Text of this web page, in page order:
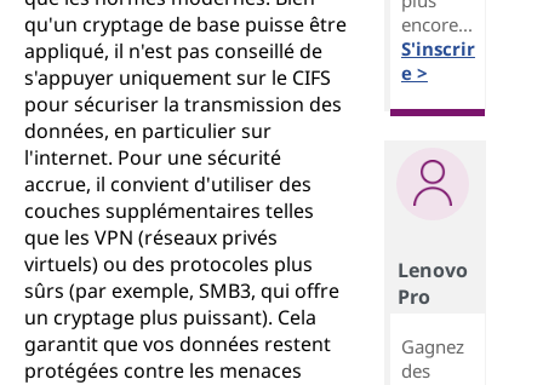
qu'un cryptage de base puisse être
appliqué, il n'est pas conseillé de
s'appuyer uniquement sur le CIFS
pour sécuriser la transmission des
données, en particulier sur
l'internet. Pour une sécurité
accrue, il convient d'utiliser des
couches supplémentaires telles
que les VPN (réseaux privés
virtuels) ou des protocoles plus
sûrs (par exemple, SMB3, qui offre
un cryptage plus puissant). Cela
garantit que vos données restent
protégées contre les menaces
encore...
S'inscrir
e >
Lenovo
Pro
Gagnez
des